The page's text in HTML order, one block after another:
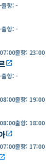
-출항: -
-출항: -
07:00출항: 23:00
open_in_new
-출항: -
08:00출항: 19:00
08:00출항: 18:00
open_in_new
07:00출항: 17:00